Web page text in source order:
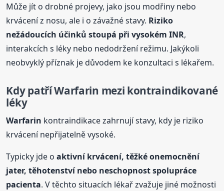
Může jít o drobné projevy, jako jsou modřiny nebo
krvácení z nosu, ale i o závažné stavy. Riziko
nežádoucích účinků stoupá při vysokém INR,
interakcích s léky nebo nedodržení režimu. Jakýkoli
neobvyklý příznak je důvodem ke konzultaci s lékařem.
Kdy patříWarfarin mezi kontraindikované
léky
Warfarin kontraindikace zahrnují stavy, kdy je riziko
krvácení nepřijatelně vysoké.
Typicky jde oaktivní krvácení, těžké onemocnění
jater, těhotenství nebo neschopnost spolupráce
pacienta. V těchto situacích lékař zvažuje jiné možnosti